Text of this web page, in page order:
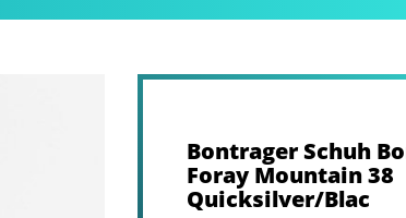
Bontrager Schuh
Foray Mountain 38
Quicksilver/Blac